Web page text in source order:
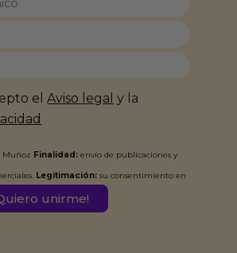
elAviso legal y la
Muñoz Finalidad: envío de publicaciones y
Legitimación: su consentimiento en
Ferran Roig Muñoz. Podrás ejercer tus